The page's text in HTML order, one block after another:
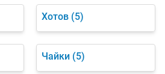
Хотов (5)
Чайки (5)